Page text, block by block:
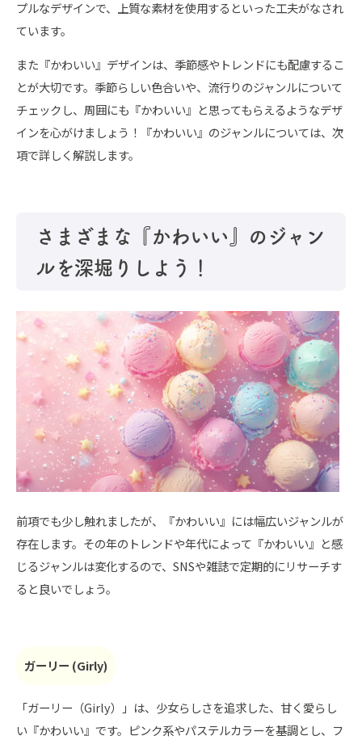
プルなデザインで、上質な素材を使用するといった工夫がなされ
ています。
また『かわいい』デザインは、季節感やトレンドにも配慮するこ
とが大切です。季節らしい色合いや、流行りのジャンルについて
チェックし、周囲にも『かわいい』と思ってもらえるようなデザ
インを心がけましょう！『かわいい』のジャンルについては、次
項で詳しく解説します。
さまざまな『かわいい』のジャン
ルを深堀りしよう！
前項でも少し触れましたが、『かわいい』には幅広いジャンルが
存在します。その年のトレンドや年代によって『かわいい』と感
じるジャンルは変化するので、SNSや雑誌で定期的にリサーチす
ると良いでしょう。
ガーリー (Girly)
「ガーリー（Girly）」は、少女らしさを追求した、甘く愛らし
い『かわいい』です。ピンク系やパステルカラーを基調とし、フ